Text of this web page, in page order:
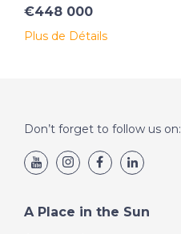
€448 000
Plus de Détails
Don’t forget to follow us on:
A Place in the Sun